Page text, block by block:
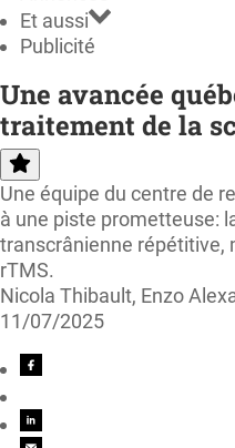
Et aussi
Publicité
Une avancée
traitement de la
Une équipe du centre de
à une piste prometteuse:
transcrânienne répétitive,
rTMS.
Nicola Thibault, Enzo
11/07/2025